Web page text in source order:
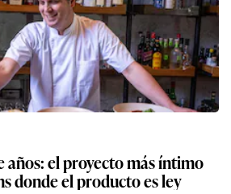
años: el proyecto más íntimo
donde el producto es ley